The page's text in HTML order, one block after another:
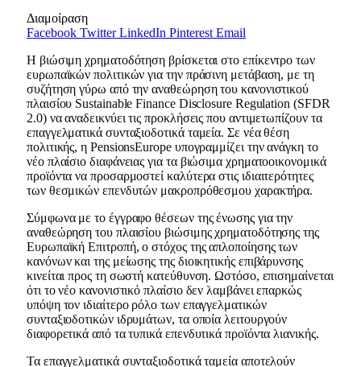
Διαμοίραση
Facebook Twitter LinkedIn Pinterest Email
Η βιώσιμη χρηματοδότηση βρίσκεται στο επίκεντρο των
ευρωπαϊκών πολιτικών για την πράσινη μετάβαση, με τη
συζήτηση γύρω από την αναθεώρηση του κανονιστικού
πλαισίου Sustainable Finance Disclosure Regulation (SFDR
2.0) να αναδεικνύει τις προκλήσεις που αντιμετωπίζουν τα
επαγγελματικά συνταξιοδοτικά ταμεία. Σε νέα θέση
πολιτικής, η PensionsEurope υπογραμμίζει την ανάγκη το
νέο πλαίσιο διαφάνειας για τα βιώσιμα χρηματοοικονομικά
προϊόντα να προσαρμοστεί καλύτερα στις ιδιαιτερότητες
των θεσμικών επενδυτών μακροπρόθεσμου χαρακτήρα.
Σύμφωνα με το έγγραφο θέσεων της ένωσης για την
αναθεώρηση του πλαισίου βιώσιμης χρηματοδότησης της
Ευρωπαϊκή Επιτροπή, ο στόχος της απλοποίησης των
κανόνων και της μείωσης της διοικητικής επιβάρυνσης
κινείται προς τη σωστή κατεύθυνση. Ωστόσο, επισημαίνεται
ότι το νέο κανονιστικό πλαίσιο δεν λαμβάνει επαρκώς
υπόψη τον ιδιαίτερο ρόλο των επαγγελματικών
συνταξιοδοτικών ιδρυμάτων, τα οποία λειτουργούν
διαφορετικά από τα τυπικά επενδυτικά προϊόντα λιανικής.
Τα επαγγελματικά συνταξιοδοτικά ταμεία αποτελούν